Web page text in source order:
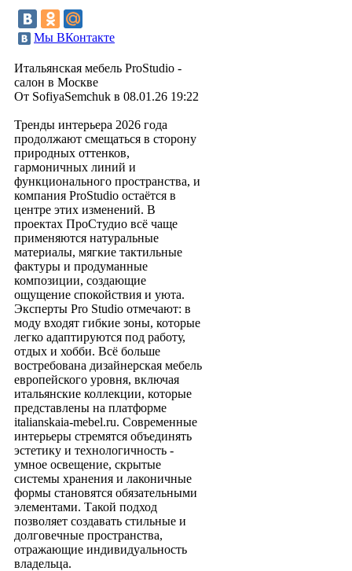
Мы ВКонтакте
Итальянская мебель ProStudio -
салон в Москве
От SofiyaSemchuk в 08.01.26 19:22
Тренды интерьера 2026 года
продолжают смещаться в сторону
природных оттенков,
гармоничных линий и
функционального пространства, и
компания ProStudio остаётся в
центре этих изменений. В
проектах ПроСтудио всё чаще
применяются натуральные
материалы, мягкие тактильные
фактуры и продуманные
композиции, создающие
ощущение спокойствия и уюта.
Эксперты Pro Studio отмечают: в
моду входят гибкие зоны, которые
легко адаптируются под работу,
отдых и хобби. Всё больше
востребована дизайнерская мебель
европейского уровня, включая
итальянские коллекции, которые
представлены на платформе
italianskaia-mebel.ru. Современные
интерьеры стремятся объединять
эстетику и технологичность -
умное освещение, скрытые
системы хранения и лаконичные
формы становятся обязательными
элементами. Такой подход
позволяет создавать стильные и
долговечные пространства,
отражающие индивидуальность
владельца.